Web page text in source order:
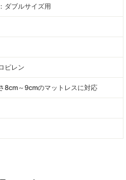
ダブルサイズ用
ピレン
8cm～9cmのマットレスに対応